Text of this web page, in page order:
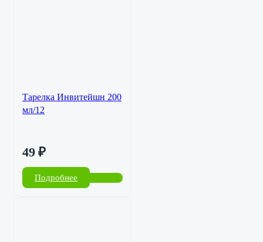
Тарелка Инвитейшн 200
мл/12
49 ₽
Подробнее